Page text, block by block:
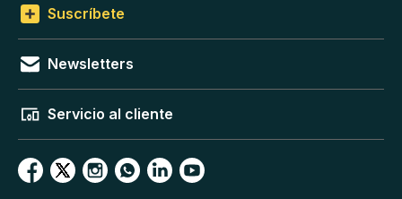
Suscríbete
Newsletters
Servicio al cliente